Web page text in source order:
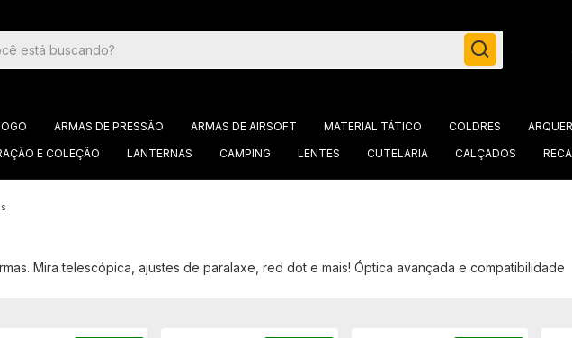
ARMAS DE PRESSÃO ARMAS DE AIRSOFT MATERIAL TÁTICO COLDRES
E COLEÇÃO LANTERNAS CAMPING LENTES CUTELARIA CALÇADOS
Mira telescópica, ajustes de paralaxe, red dot e mais! Óptica avançada e compatibilidade